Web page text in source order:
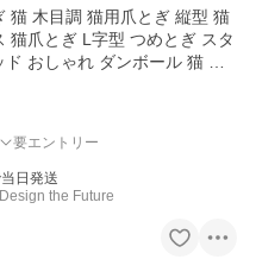
猫 木目調 猫用爪とぎ 縦型 猫
猫爪とぎ L字型 つめとぎ スタ
おしゃれ ダンボール 猫 ペ
要エントリー
日発送
the Future